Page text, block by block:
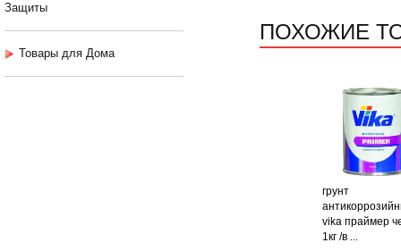
Защиты
Товары для Дома
ПОХОЖИЕ
грунт
vika праймер
1кг /в ...